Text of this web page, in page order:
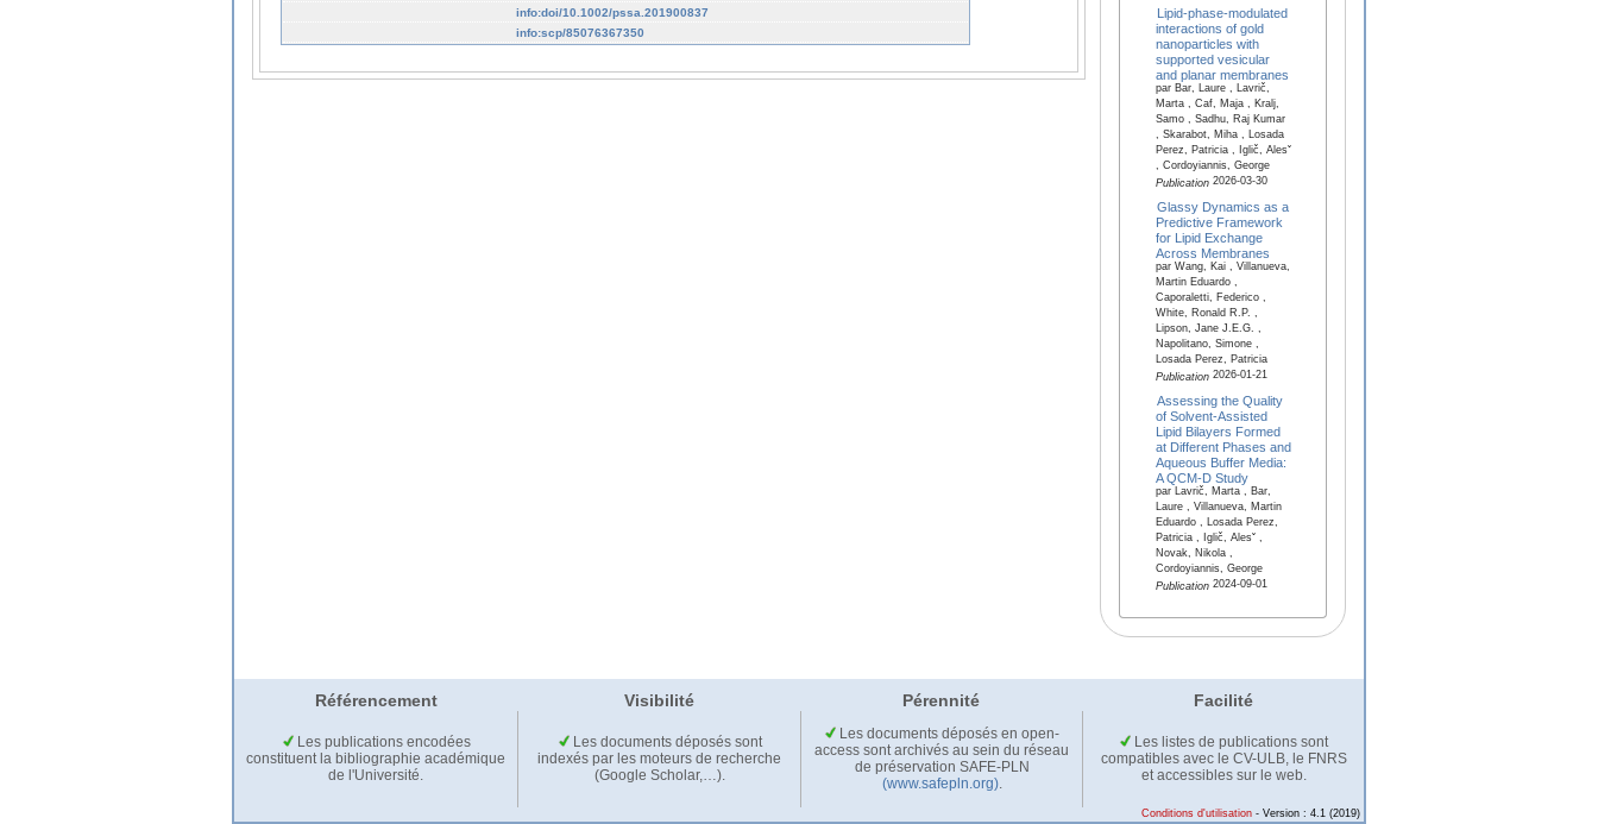
info:doi/10.1002/pssa.201900837
info:scp/85076367350
Lipid-phase-modulated
interactions of gold
nanoparticles with
supported vesicular
and planar membranes
par Bar, Laure , Lavrič,
Marta , Caf, Maja , Kralj,
Samo , Sadhu, Raj Kumar
, Skarabot, Miha , Losada
Perez, Patricia , Iglič, Alesˇ
, Cordoyiannis, George
Publication2026-03-30
Glassy Dynamics as a
Predictive Framework
for Lipid Exchange
Across Membranes
par Wang, Kai , Villanueva,
Martin Eduardo ,
Caporaletti, Federico ,
White, Ronald R.P. ,
Lipson, Jane J.E.G. ,
Napolitano, Simone ,
Losada Perez, Patricia
Publication2026-01-21
Assessing the Quality
of Solvent-Assisted
Lipid Bilayers Formed
at Different Phases and
Aqueous Buffer Media:
A QCM-D Study
par Lavrič, Marta , Bar,
Laure , Villanueva, Martin
Eduardo , Losada Perez,
Patricia , Iglič, Alesˇ ,
Novak, Nikola ,
Cordoyiannis, George
Publication2024-09-01
Référencement Visibilité Pérennité Facilité
Les publications encodées
constituent la bibliographie académique
de l'Université.
Les documents déposés sont
indexés par les moteurs de recherche
(Google Scholar,…).
Les documents déposés en open-
access sont archivés au sein du réseau
de préservation SAFE-PLN
(www.safepln.org).
Les listes de publications sont
compatibles avec le CV-ULB, le FNRS
et accessibles sur le web.
Conditions d'utilisation - Version : 4.1 (2019)